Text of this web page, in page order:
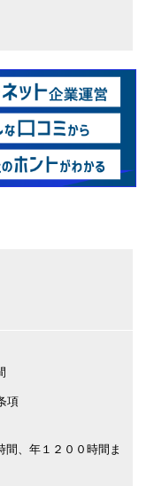
項
間、年１２００時間ま